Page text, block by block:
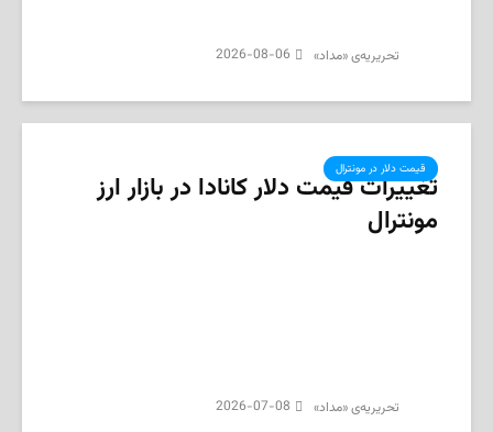
تحریریه‌ی «مداد» 2026-08-06
قیمت دلار در مونترال
تغییرات قیمت دلار کانادا در بازار ارز
مونترال
تحریریه‌ی «مداد» 2026-07-08